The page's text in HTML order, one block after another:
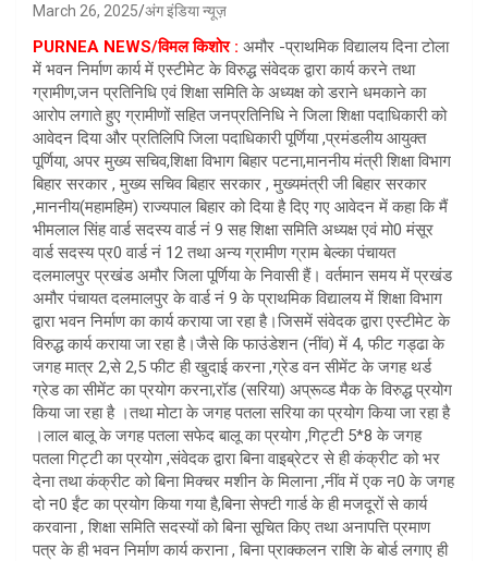
March 26, 2025 अंग इंडिया न्यूज़
PURNEA NEWS/विमल किशोर : अमौर -प्राथमिक विद्यालय दिना टोला
में भवन निर्माण कार्य में एस्टीमेट के विरुद्ध संवेदक द्वारा कार्य करने तथा
ग्रामीण,जन प्रतिनिधि एवं शिक्षा समिति के अध्यक्ष को डराने धमकाने का
आरोप लगाते हुए ग्रामीणों सहित जनप्रतिनिधि ने जिला शिक्षा पदाधिकारी को
आवेदन दिया और प्रतिलिपि जिला पदाधिकारी पूर्णिया ,प्रमंडलीय आयुक्त
पूर्णिया, अपर मुख्य सचिव,शिक्षा विभाग बिहार पटना,माननीय मंत्री शिक्षा विभाग
बिहार सरकार , मुख्य सचिव बिहार सरकार , मुख्यमंत्री जी बिहार सरकार
,माननीय(महामहिम) राज्यपाल बिहार को दिया है दिए गए आवेदन में कहा कि मैं
भीमलाल सिंह वार्ड सदस्य वार्ड नं 9 सह शिक्षा समिति अध्यक्ष एवं मो0 मंसूर
वार्ड सदस्य प्र0 वार्ड नं 12 तथा अन्य ग्रामीण ग्राम बेल्का पंचायत
दलमालपुर प्रखंड अमौर जिला पूर्णिया के निवासी हैं। वर्तमान समय में प्रखंड
अमौर पंचायत दलमालपुर के वार्ड नं 9 के प्राथमिक विद्यालय में शिक्षा विभाग
द्वारा भवन निर्माण का कार्य कराया जा रहा है।जिसमें संवेदक द्वारा एस्टीमेट के
विरुद्ध कार्य कराया जा रहा है।जैसे कि फाउंडेशन (नींव) में 4, फीट गड्ढा के
जगह मात्र 2,से 2,5 फीट ही खुदाई करना ,ग्रेड वन सीमेंट के जगह थर्ड
ग्रेड का सीमेंट का प्रयोग करना,रॉड (सरिया) अप्रूव्ड मैक के विरुद्ध प्रयोग
किया जा रहा है ।तथा मोटा के जगह पतला सरिया का प्रयोग किया जा रहा है
।लाल बालू के जगह पतला सफेद बालू का प्रयोग ,गिट्टी 5*8 के जगह
पतला गिट्टी का प्रयोग ,संवेदक द्वारा बिना वाइब्रेटर से ही कंक्रीट को भर
देना तथा कंक्रीट को बिना मिक्चर मशीन के मिलाना ,नींव में एक न0 के जगह
दो न0 ईंट का प्रयोग किया गया है,बिना सेफ्टी गार्ड के ही मजदूरों से कार्य
करवाना , शिक्षा समिति सदस्यों को बिना सूचित किए तथा अनापत्ति प्रमाण
पत्र के ही भवन निर्माण कार्य कराना , बिना प्राक्कलन राशि के बोर्ड लगाए ही